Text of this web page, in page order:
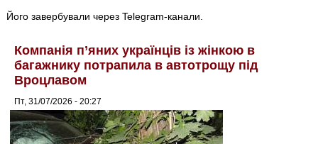
Його завербували через Telegram-канали.
Компанія п’яних українців із жінкою в
багажнику потрапила в автотрощу під
Вроцлавом
Пт, 31/07/2026 - 20:27